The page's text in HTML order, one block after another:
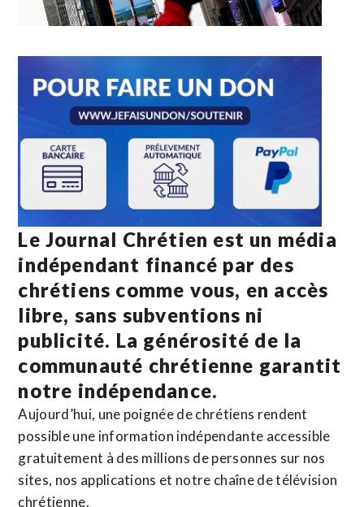
Le Journal Chrétien est un média
indépendant financé par des
chrétiens comme vous, en accès
libre, sans subventions ni
publicité. La générosité de la
communauté chrétienne garantit
notre indépendance.
Aujourd’hui, une poignée de chrétiens rendent
possible une information indépendante accessible
gratuitement à des millions de personnes sur nos
sites, nos applications et notre chaîne de télévision
chrétienne.